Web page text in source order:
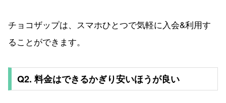
チョコザップは、スマホひとつで気軽に入会&利用す
ることができます。
Q2. 料金はできるかぎり安いほうが良い